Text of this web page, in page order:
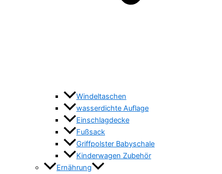
Windeltaschen
wasserdichte Auflage
Einschlagdecke
Fußsack
Griffpolster Babyschale
Kinderwagen Zubehör
Ernährung